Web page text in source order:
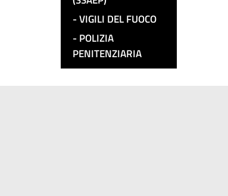
VIGILI DEL FUOCO
POLIZIA
PENITENZIARIA